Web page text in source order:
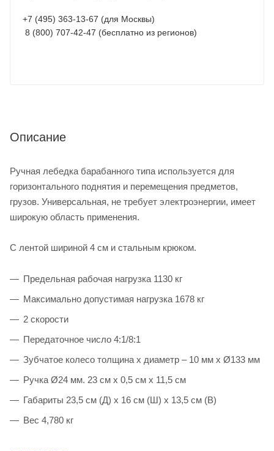
+7 (495) 363-13-67 (для Москвы)
8 (800) 707-42-47 (бесплатно из регионов)
Описание
Ручная лебедка барабанного типа используется для
горизонтального поднятия и перемещения предметов,
грузов. Универсальная, не требует электроэнергии, имеет
широкую область применения.
С лентой шириной 4 см и стальным крюком.
Предельная рабочая нагрузка 1130 кг
Максимально допустимая нагрузка 1678 кг
2 скорости
Передаточное число 4:1/8:1
Зубчатое колесо толщина х диаметр – 10 мм х Ø133 мм
Ручка Ø24 мм. 23 см x 0,5 см x 11,5 см
Габариты 23,5 см (Д) х 16 см (Ш) х 13,5 см (В)
Вес 4,780 кг